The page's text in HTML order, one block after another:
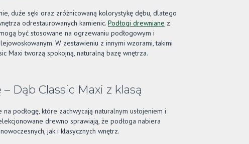
duże sęki oraz zróżnicowaną kolorystykę dębu, dlatego
odrestaurowanych kamienic. Podłogi drewniane z
być stosowane na ogrzewaniu podłogowym i
W zestawieniu z innymi wzorami, takimi
Maxi tworzą spokojną, naturalną bazę wnętrza.
Dąb Classic Maxi z klasą
podłogę, które zachwycają naturalnym usłojeniem i
drewno sprawiają, że podłoga nabiera
jak i klasycznych wnętrz.